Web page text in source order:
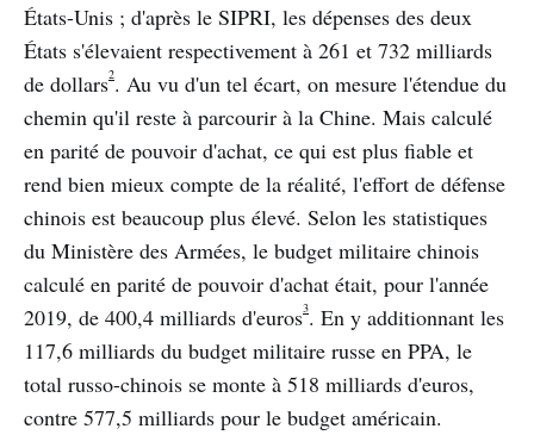
États-Unis ; d'après le SIPRI, les dépenses des deux
États s'élevaient respectivement à 261 et 732 milliards
de dollars2. Au vu d'un tel écart, on mesure l'étendue du
chemin qu'il reste à parcourir à la Chine. Mais calculé
en parité de pouvoir d'achat, ce qui est plus fiable et
rend bien mieux compte de la réalité, l'effort de défense
chinois est beaucoup plus élevé. Selon les statistiques
du Ministère des Armées, le budget militaire chinois
calculé en parité de pouvoir d'achat était, pour l'année
2019, de 400,4 milliards d'euros3. En y additionnant les
117,6 milliards du budget militaire russe en PPA, le
total russo-chinois se monte à 518 milliards d'euros,
contre 577,5 milliards pour le budget américain.